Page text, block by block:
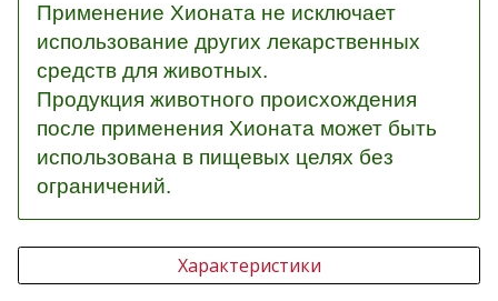
Применение Хионата не исключает
использование других лекарственных
средств для животных.
Продукция животного происхождения
после применения Хионата может быть
использована в пищевых целях без
ограничений.
Характеристики